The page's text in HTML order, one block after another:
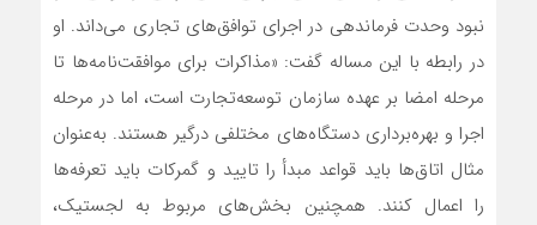
نبود وحدت فرماندهی در اجرای توافق‌های تجاری می‌داند. او
در رابطه با این مساله گفت: «مذاکرات برای موافقت‌نامه‌‌‌‌‌ها تا
مرحله امضا بر عهده سازمان توسعه‌تجارت است، اما در مرحله
اجرا و بهره‌‌‌‌‌برداری دستگاه‌های مختلفی درگیر هستند. به‌عنوان
مثال اتاق‌ها باید قواعد مبدأ را تایید و گمرکات باید تعرفه‌‌‌‌‌ها
را اعمال کنند. همچنین بخش‌های مربوط به لجستیک،